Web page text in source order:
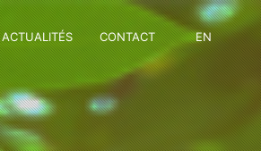
ACTUALITÉS CONTACT EN